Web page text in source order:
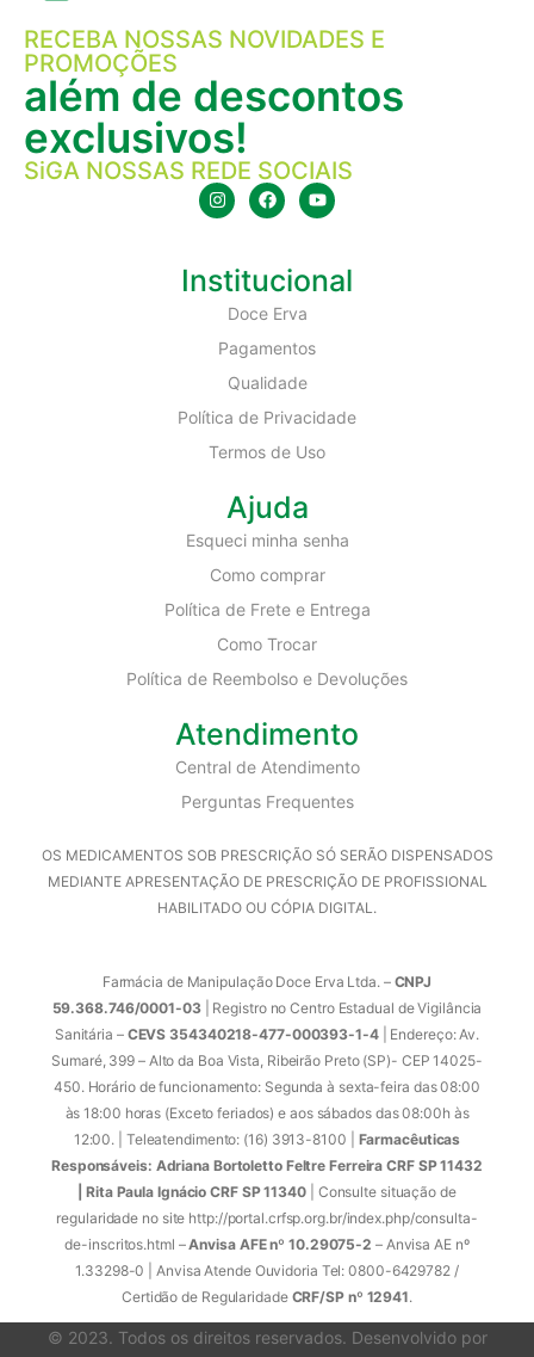
RECEBA NOSSAS NOVIDADES E
PROMOÇÕES
além de descontos
exclusivos!
SiGA NOSSAS REDE SOCIAIS
Institucional
Doce Erva
Pagamentos
Qualidade
Política de Privacidade
Termos de Uso
Ajuda
Esqueci minha senha
Como comprar
Política de Frete e Entrega
Como Trocar
Política de Reembolso e Devoluções
Atendimento
Central de Atendimento
Perguntas Frequentes
OS MEDICAMENTOS SOB PRESCRIÇÃO SÓ SERÃO DISPENSADOS
MEDIANTE APRESENTAÇÃO DE PRESCRIÇÃO DE PROFISSIONAL
HABILITADO OU CÓPIA DIGITAL.
Farmácia de Manipulação Doce Erva Ltda. – CNPJ
59.368.746/0001-03| Registro no Centro Estadual de Vigilância
Sanitária –CEVS 354340218-477-000393-1-4| Endereço: Av.
Sumaré, 399 – Alto da Boa Vista, Ribeirão Preto (SP)- CEP 14025-
450. Horário de funcionamento: Segunda à sexta-feira das 08:00
às 18:00 horas (Exceto feriados) e aos sábados das 08:00h às
12:00. | Teleatendimento: (16) 3913-8100 | Farmacêuticas
Responsáveis: Adriana Bortoletto Feltre Ferreira CRF SP 11432
| Rita Paula Ignácio CRF SP 11340 | Consulte situação de
regularidade no site http://portal.crfsp.org.br/index.php/consulta-
de-inscritos.html –Anvisa AFE nº 10.29075-2 – Anvisa AE nº
1.33298-0 | Anvisa Atende Ouvidoria Tel: 0800-6429782 /
Certidão de Regularidade CRF/SP nº 12941.
© 2023. Todos os direitos reservados. Desenvolvido por